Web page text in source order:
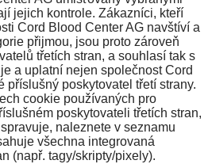
jejich kontrole. Zákazníci, kteří
Cord Blood Center AG navštíví a
přijmou, jsou proto zároveň
třetích stran, a souhlasí tak s
a uplatní nejen společnost Cord
příslušný poskytovatel třetí strany.
cookie používaných pro
poskytovateli třetích stran,
naleznete v seznamu
všechna integrovaná
(např. tagy/skripty/pixely).